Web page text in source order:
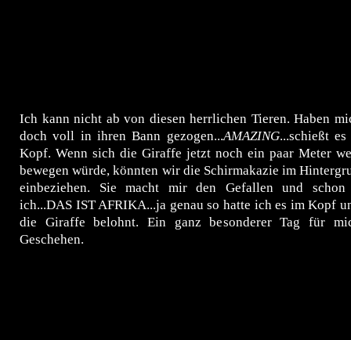
Ich kann nicht ab von diesen herrlichen Tieren. Haben
doch voll in ihren Bann gezogen...AMAZING...schießt
Kopf. Wenn sich die Giraffe jetzt noch ein paar Meter
bewegen würde, könnten wir die Schirmakazie im
einbeziehen. Sie macht mir den Gefallen und schon
ich...DAS IST AFRIKA...ja genau so hatte ich es im Kopf
die Giraffe belohnt. Ein ganz besonderer Tag für
Geschehen.